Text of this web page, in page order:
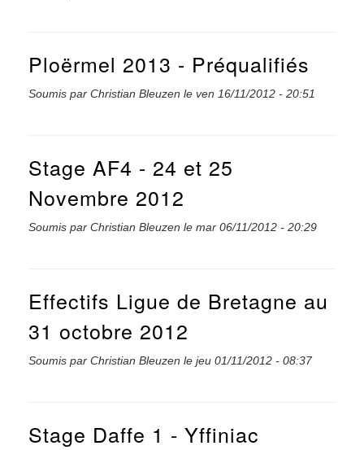
Ploërmel 2013 - Préqualifiés
Soumis par Christian Bleuzen le ven 16/11/2012 - 20:51
Stage AF4 - 24 et 25
Novembre 2012
Soumis par Christian Bleuzen le mar 06/11/2012 - 20:29
Effectifs Ligue de Bretagne au
31 octobre 2012
Soumis par Christian Bleuzen le jeu 01/11/2012 - 08:37
Stage Daffe 1 - Yffiniac